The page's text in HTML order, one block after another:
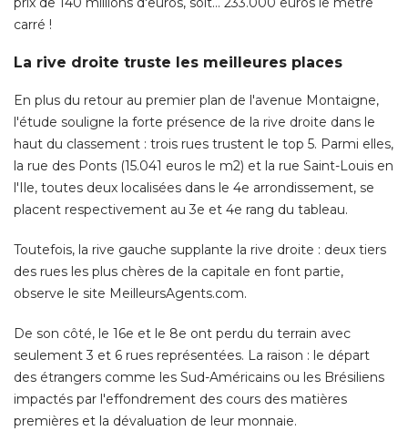
carré !
La rive droite truste les meilleures places
En plus du retour au premier plan de l'avenue Montaigne,
l'étude souligne la forte présence de la rive droite dans le
haut du classement : trois rues trustent le top 5. Parmi elles,
la rue des Ponts (15.041 euros le m2) et la rue Saint-Louis en
l'Ile, toutes deux localisées dans le 4e arrondissement, se
placent respectivement au 3e et 4e rang du tableau.
Toutefois, la rive gauche supplante la rive droite : deux tiers
des rues les plus chères de la capitale en font partie,
observe le site MeilleursAgents.com.
De son côté, le 16e et le 8e ont perdu du terrain avec
seulement 3 et 6 rues représentées. La raison : le départ
des étrangers comme les Sud-Américains ou les Brésiliens
impactés par l'effondrement des cours des matières
premières et la dévaluation de leur monnaie.